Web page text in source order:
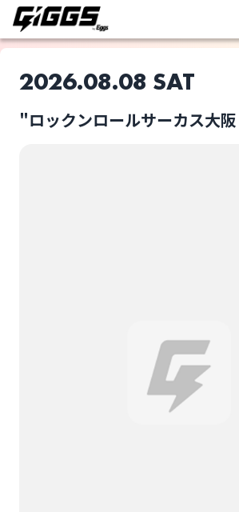
2026.08.08 SAT
"ロックンロールサーカス大
(The)
このライブの取り置きは終了